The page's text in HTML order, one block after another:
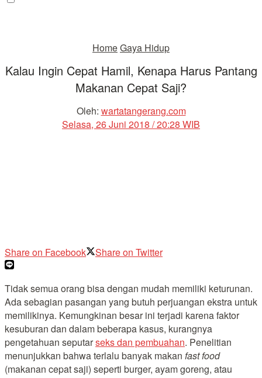
HomeGaya Hidup
Kalau Ingin Cepat Hamil, Kenapa Harus Pantang
Makanan Cepat Saji?
Oleh: wartatangerang.com
Selasa, 26 Juni 2018 / 20:28 WIB
Share on Facebook Share on Twitter
Tidak semua orang bisa dengan mudah memiliki keturunan.
Ada sebagian pasangan yang butuh perjuangan ekstra untuk
memilikinya. Kemungkinan besar ini terjadi karena faktor
kesuburan dan dalam beberapa kasus, kurangnya
pengetahuan seputarseks dan pembuahan. Penelitian
menunjukkan bahwa terlalu banyak makan fast food
(makanan cepat saji) seperti burger, ayam goreng, atau